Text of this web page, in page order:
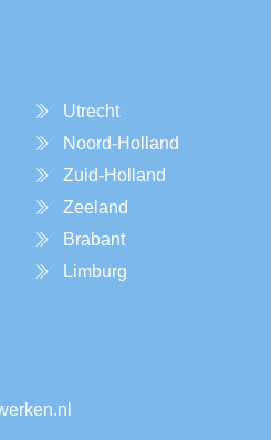
Utrecht
Noord-Holland
Zuid-Holland
Zeeland
Brabant
Limburg